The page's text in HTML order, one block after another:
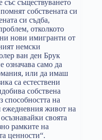
със съществуването
собствената си
си съдба,
отколкото
нови имигранти от
немски
ван ден Брук
означава само да
или да имаш
са естествени
собствена
способността на
ежедневния живот на
своята
рамките на
ценности“.